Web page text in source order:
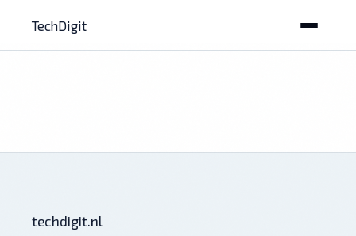
TechDigit
techdigit.nl